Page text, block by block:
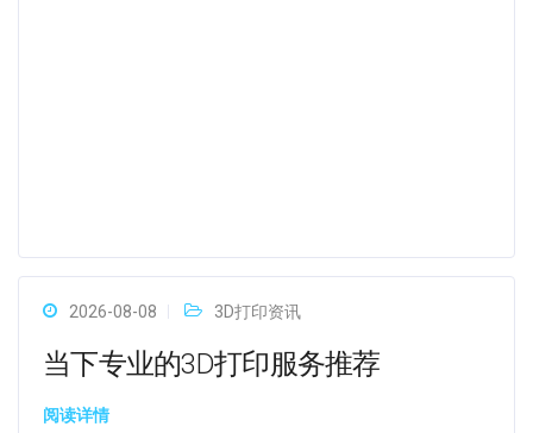
2026-08-08 3D打印资讯
当下专业的3D打印服务推荐
阅读详情